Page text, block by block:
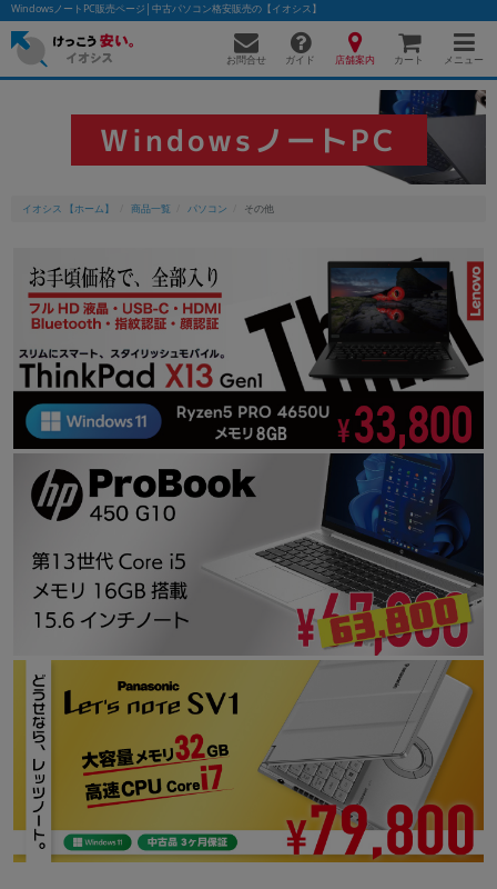
WindowsノートPC販売ページ│中古パソコン格安販売の【イオシス】
お問合せ ガイド 店舗案内 カート メニュー
WindowsノートPC
イオシス 【ホーム】 商品一覧 パソコン その他